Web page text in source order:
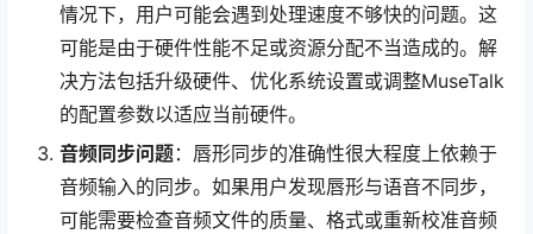
情况下，用户可能会遇到处理速度不够快的问题。这
可能是由于硬件性能不足或资源分配不当造成的。解
决方法包括升级硬件、优化系统设置或调整MuseTalk
的配置参数以适应当前硬件。
音频同步问题：唇形同步的准确性很大程度上依赖于
音频输入的同步。如果用户发现唇形与语音不同步，
可能需要检查音频文件的质量、格式或重新校准音频